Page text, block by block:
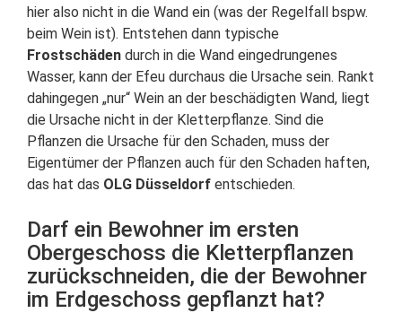
hier also nicht in die Wand ein (was der Regelfall bspw.
beim Wein ist). Entstehen dann typische
Frostschäden durch in die Wand eingedrungenes
Wasser, kann der Efeu durchaus die Ursache sein. Rankt
dahingegen „nur“ Wein an der beschädigten Wand, liegt
die Ursache nicht in der Kletterpflanze. Sind die
Pflanzen die Ursache für den Schaden, muss der
Eigentümer der Pflanzen auch für den Schaden haften,
das hat das OLG Düsseldorf entschieden.
Darf ein Bewohner im ersten
Obergeschoss die Kletterpflanzen
zurückschneiden, die der Bewohner
im Erdgeschoss gepflanzt hat?